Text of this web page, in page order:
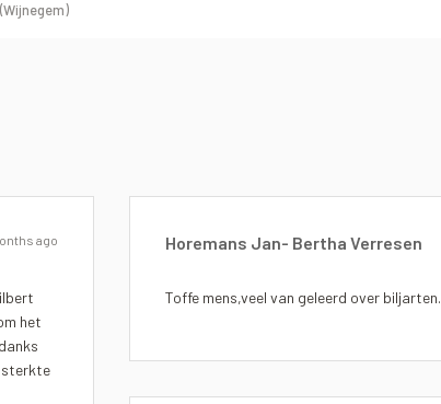
(Wijnegem)
ago
het
sterkte
Horemans Jan- Bertha Verresen
Toffe mens,veel van geleerd over biljarten.